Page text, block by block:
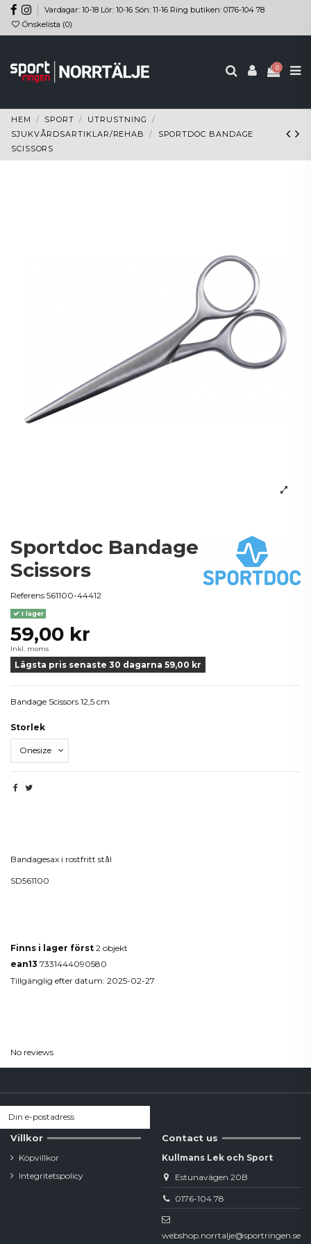
Vardagar: 10-18 Lör: 10-16 Sön: 11-16 Ring butiken: 0176-104 78
Önskelista (0)
0
HEM SPORT
UTRUSTNING
SJUKVÅRDSARTIKLAR/REHAB
SPORTDOC BANDAGE
SCISSORS
Sportdoc Bandage
Scissors
Referens 561100-44412
I lager
59,00 kr
Inkl. moms
Lägsta pris senaste 30 dagarna 59,00 kr
Bandage Scissors 12,5 cm
Storlek
Bandagesax i rostfritt stål
SD561100
Finns i lager först 2 objekt
ean13 7331444090580
Tillgänglig efter datum: 2025-02-27
No reviews
Villkor
Köpvillkor
Integritetspolicy
Contact us
Kullmans Lek och Sport
Estunavägen 20B
0176-104 78
webshop.norrtalje@sportringen.se